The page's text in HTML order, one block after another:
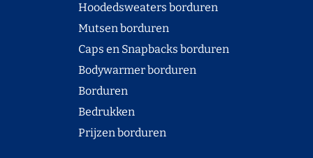
Hoodedsweaters borduren
Mutsen borduren
Caps en Snapbacks borduren
Bodywarmer borduren
Borduren
Bedrukken
Prijzen borduren